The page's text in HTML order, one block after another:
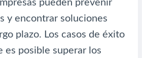
pueden prevenir
y encontrar soluciones
plazo. Los casos de éxito
es posible superar los